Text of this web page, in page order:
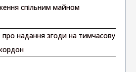
спільним майном
про надання згоди на тимчасову